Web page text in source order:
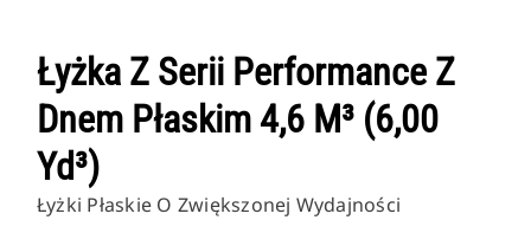
Łyżka Z Serii Performance Z
Dnem Płaskim 4,6 M³ (6,00
Yd³)
Łyżki Płaskie O Zwiększonej Wydajności